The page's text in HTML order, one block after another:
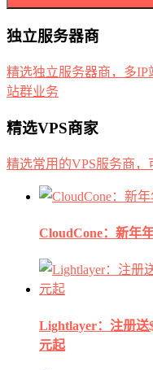
独立服务器商
精选独立服务器商，多
站群业务
精选VPS商家
精选常用的VPS服务商
CloudCone：新年
Lightlayer：注册送
元起